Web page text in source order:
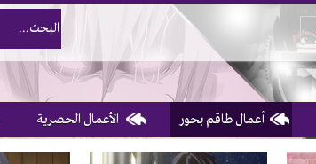
أعمال طاقم بحور الأعمال الحصرية